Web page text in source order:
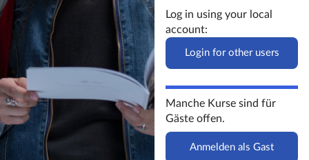
Log in using your local
account:
Login for other users
Manche Kurse sind für
Gäste offen.
Anmelden als Gast